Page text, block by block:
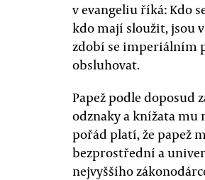
v evangeliu říká: Kdo
kdo mají sloužit, jsou
zdobí se imperiálním
obsluhovat.
Papež podle doposud
odznaky a knížata mu
pořád platí, že papež
bezprostřední a
nejvyššího